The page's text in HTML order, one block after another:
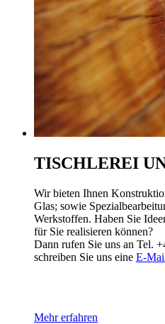
TISCHLEREI
Wir bieten Ihnen
Glas; sowie
Werkstoffen. Haben Sie
für Sie realisieren können?
Dann rufen Sie uns an Tel.
schreiben Sie uns eine E-
Mehr erfahren